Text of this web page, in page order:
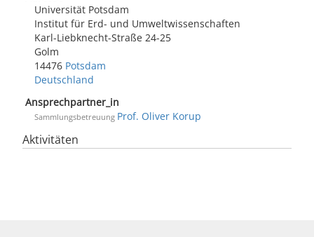
Universität Potsdam
Institut für Erd- und Umweltwissenschaften
Karl-Liebknecht-Straße 24-25
Golm
14476 Potsdam
Deutschland
Ansprechpartner_in
Sammlungsbetreuung Prof. Oliver Korup
Aktivitäten